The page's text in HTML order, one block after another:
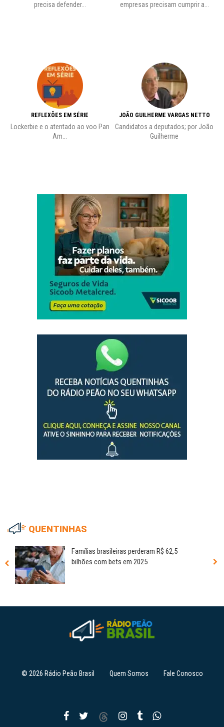
precisa defender...
REFLEXÕES EM SÉRIE
Lockerbie e o atentado ao voo Pan
Am...
empresas precisam cumprir a...
JOÃO GUILHERME VARGAS NETTO
Candidatos a deputados; por João
Guilherme
QUENTINHAS
Famílias brasileiras perderam R$ 62,5
bilhões com bets em 2025
© 2026 Rádio Peão Brasil Quem Somos Fale Conosco